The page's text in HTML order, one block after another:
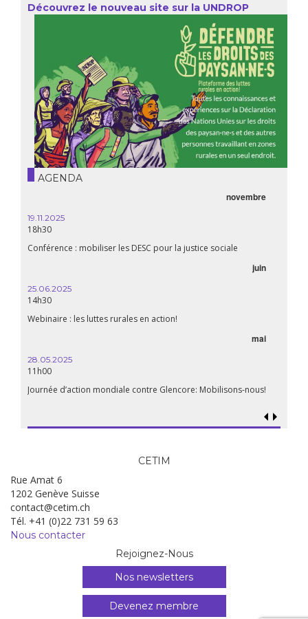
Découvrez le nouveau site sur la UNDROP
AGENDA
novembre
19.11.2025
18h30
Conférence : mobiliser les DESC pour la justice sociale
juin
25.06.2025
14h30
Webinaire : les luttes rurales en action!
mai
28.05.2025
11h00
Journée d’action mondiale contre Glencore: Mobilisons-nous!
CETIM
Rue Amat 6
1202 Genève Suisse
contact@cetim.ch
Tél. +41 (0)22 731 59 63
Nous contacter
Rejoignez-Nous
Nos newsletters
Devenez membre